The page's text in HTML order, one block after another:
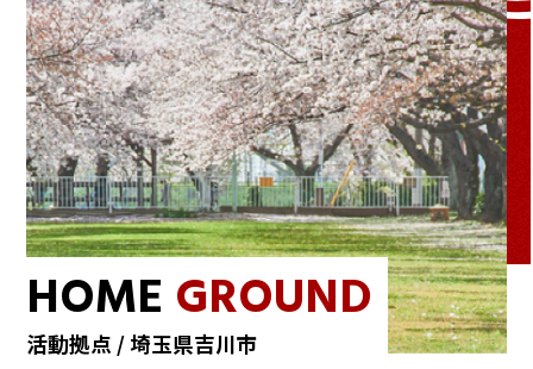
HOME GROUND
活動拠点 / 埼玉県吉川市